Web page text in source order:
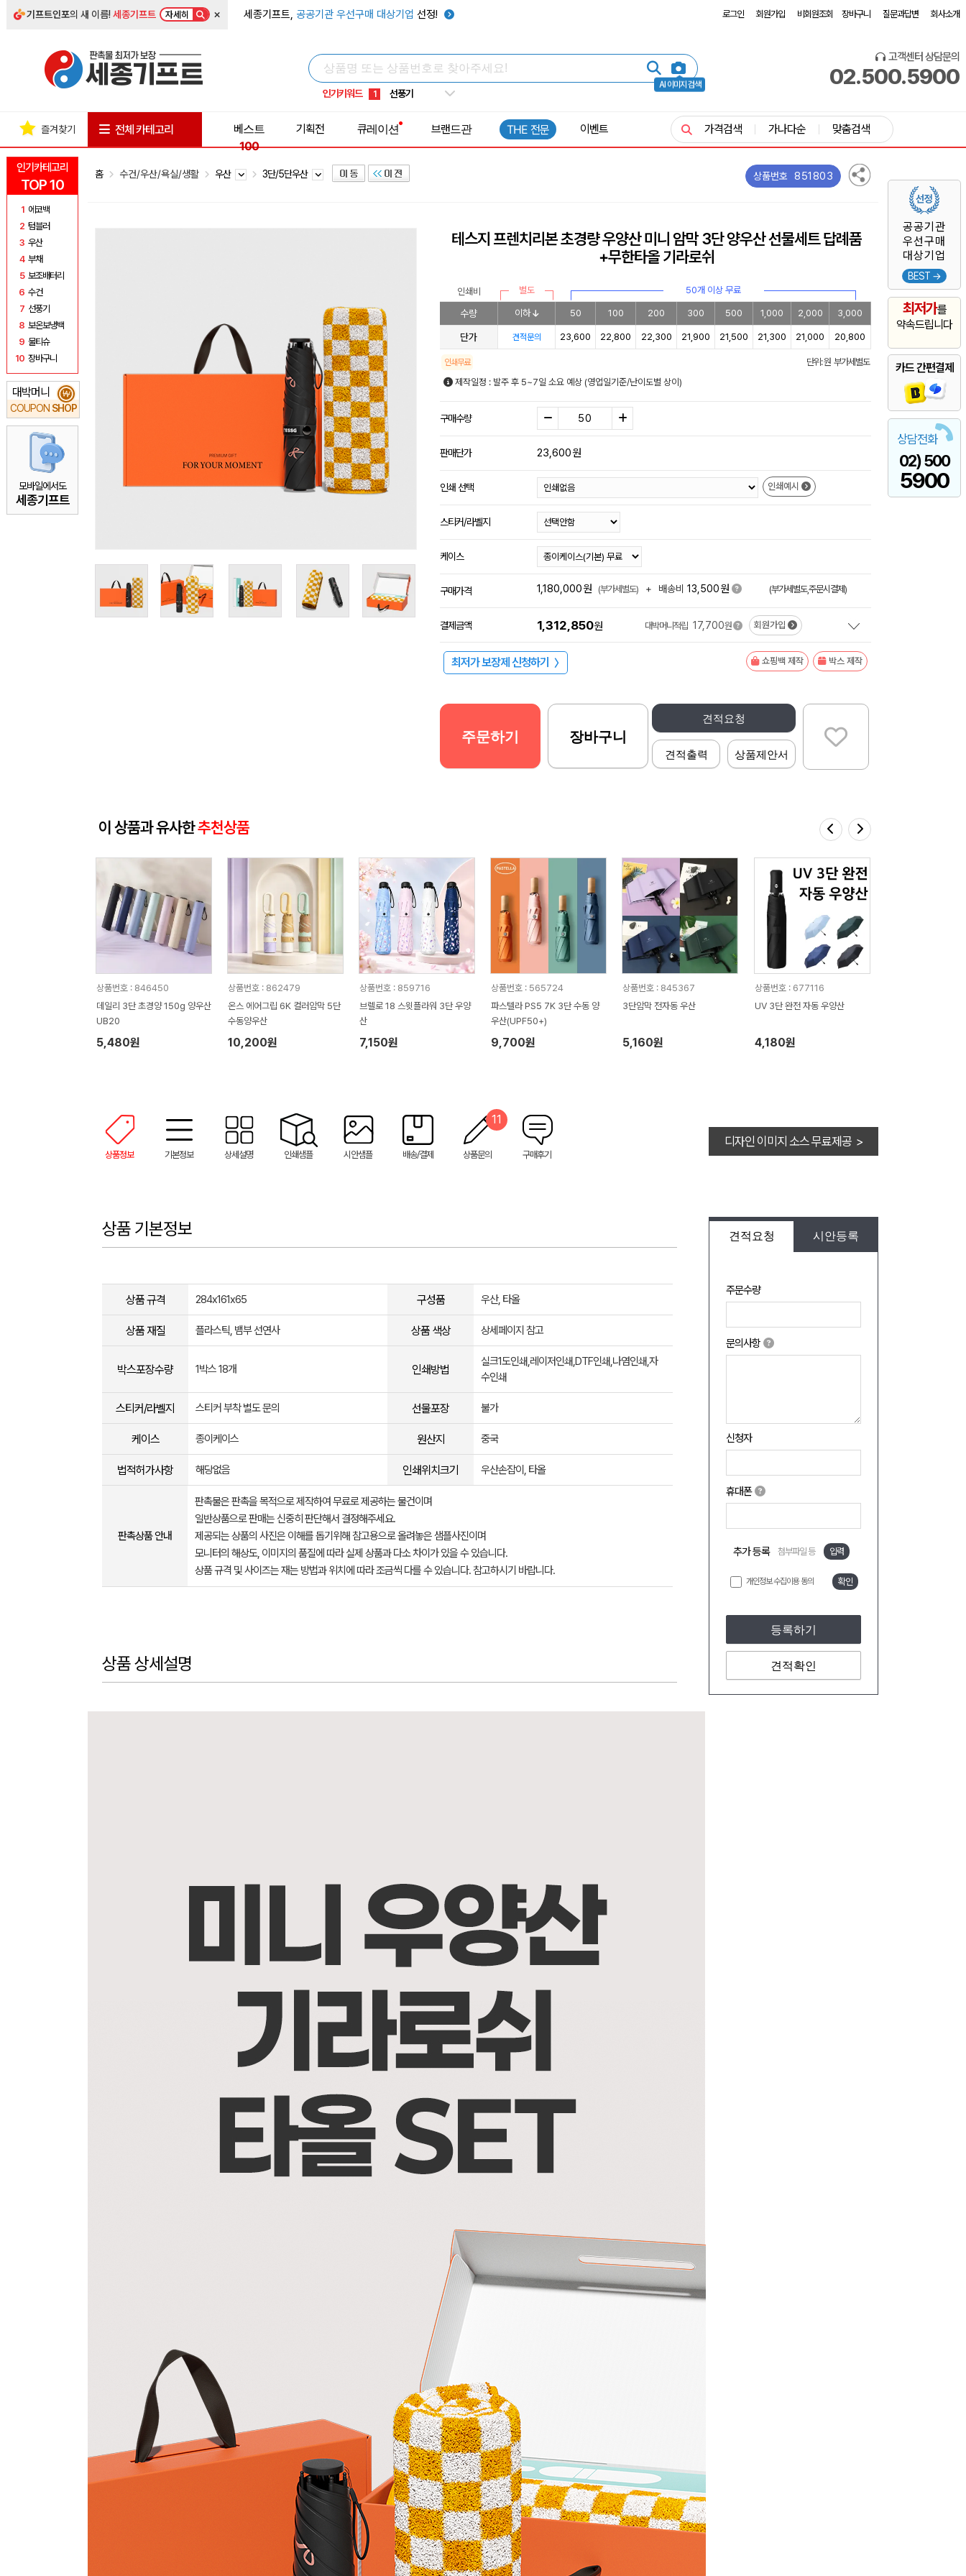
기프트인포의 새 이름!세종기프트 자세히 × 세종기프트, 공공기관 우선구매 대상기업 선정! 로그인 회원가입 비회원조회 장바구니 질문과답변 회사소개
AI 이미지 검색
인기키워드
7 텀블러
10 타포린가방
1 선풍기
고객센터 상담문의
02.500.5900
인기카테고리
TOP 10
1 에코백
2 텀블러
3 우산
4 부채
5 보조배터리
6 수건
7 선풍기
8 보온보냉백
9 물티슈
10 장바구니
대박머니
COUPON SHOP
₩
모바일에서도
세종기프트
공공기관
우선구매
대상기업
BEST →
최저가를
약속드립니다
카드 간편결제
상담전화
02) 500
5900
즐겨찾기 전체 카테고리
베스트
100
기획전 큐레이션 브랜드관 THE 전문 이벤트 가격검색 가나다순 맞춤검색
홈 수건/우산/욕실/생활 우산 3단/5단우산 상품번호 851803
테스지 프렌치리본 초경량 우양산 미니 암막 3단 양우산 선물세트 답례품
+무한타올 기라로쉬
인쇄비 별도 50개 이상 무료
수량 이하 50 100 200 300 500 1,000 2,000 3,000
단가 견적문의 23,600 22,800 22,300 21,900 21,500 21,300 21,000 20,800
인쇄무료
단위: 원 부가세별도
제작일정 : 발주 후 5~7일 소요 예상 (영업일기준/난이도별 상이)
구매수량
판매단가 23,600원
인쇄 선택 인쇄예시
스티커/라벨지
케이스
구매가격 1,180,000원 (부가세별도) + 배송비 13,500원 (부가세별도,주문시결제)
결제금액 1,312,850원 대박머니적립 17,700원 회원가입
최저가 보장제 신청하기 〉 쇼핑백 제작 박스 제작
견적요청
견적출력 상품제안서
주문하기 장바구니
이 상품과 유사한추천상품
상품번호 : 846450
데일리 3단 초경양 150g 양우산
UB20
5,480원
상품번호 : 862479
온스 에어그립 6K 컬러암막 5단
수동양우산
10,200원
상품번호 : 859716
브렐로 18 스윗플라워 3단 우양
산
7,150원
상품번호 : 565724
파스텔라 PS5 7K 3단 수동 양
우산(UPF50+)
9,700원
상품번호 : 845367
3단암막 전자동 우산
5,160원
상품번호 : 677116
UV 3단 완전 자동 우양산
4,180원
상품정보 기본정보 상세설명 인쇄샘플 시안샘플 배송/결제 상품문의
11
구매후기
디자인 이미지 소스 무료제공 >
견적요청 시안등록
주문수량
문의사항
신청자
휴대폰
추가 등록 첨부파일 등 입력
개인정보 수집이용 동의 확인
등록하기
견적확인
상품 기본정보
상품 규격 284x161x65 구성품 우산, 타올
상품 재질 플라스틱, 뱀부 선연사 상품 색상 상세페이지 참고
박스포장수량 1박스 18개 인쇄방법
실크1도인쇄,레이저인쇄,DTF인쇄,나염인쇄,자
수인쇄
스티커/라벨지 스티커 부착 별도 문의 선물포장 불가
케이스 종이케이스 원산지 중국
법적허가사항 해당없음 인쇄위치크기 우산손잡이, 타올
판촉상품 안내
판촉물은 판촉을 목적으로 제작하여 무료로 제공하는 물건이며
일반상품으로 판매는 신중히 판단해서 결정해주세요.
제공되는 상품의 사진은 이해를 돕기위해 참고용으로 올려놓은 샘플사진이며
모니터의 해상도, 이미지의 품질에 따라 실제 상품과 다소 차이가 있을 수 있습니다.
상품 규격 및 사이즈는 재는 방법과 위치에 따라 조금씩 다를 수 있습니다. 참고하시기 바랍니다.
상품 상세설명